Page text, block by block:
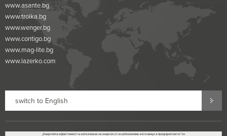
www.asante.bg
www.troika.bg
www.wenger.bg
www.contigo.bg
www.mag-lite.bg
www.lazerko.com
switch to English